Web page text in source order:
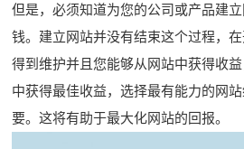
但是，必须知道为您的公司或产品建
钱。建立网站并没有结束这个过程，
得到维护并且您能够从网站中获得收
中获得最佳收益，选择最有能力的网
要。这将有助于最大化网站的回报。